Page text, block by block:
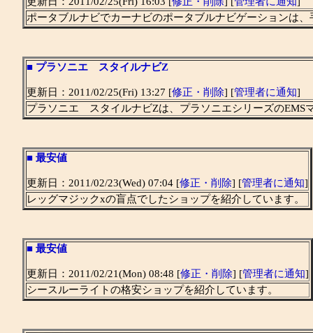
ポータブルナビでカーナビのポータブルナビゲーションは
■ プラソニエ スタイルナビZ
更新日：2011/02/25(Fri) 13:27 [修正・削除] [管理者に通知]
プラソニエ スタイルナビZは、プラソニエシリーズのEMS
■ 最安値
更新日：2011/02/23(Wed) 07:04 [修正・削除] [管理者に通知]
レッグマジックxの盲点でしたショップを紹介しています。
■ 最安値
更新日：2011/02/21(Mon) 08:48 [修正・削除] [管理者に通知]
シースルーライトの格安ショップを紹介しています。